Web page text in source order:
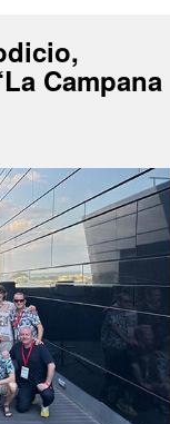
Campana